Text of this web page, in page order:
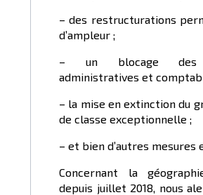
– des restructurations
d’ampleur ;
– un blocage des
administratives et
– la mise en extinction du
de classe exceptionnelle ;
– et bien d’autres mesures
Concernant la
depuis juillet 2018, nous